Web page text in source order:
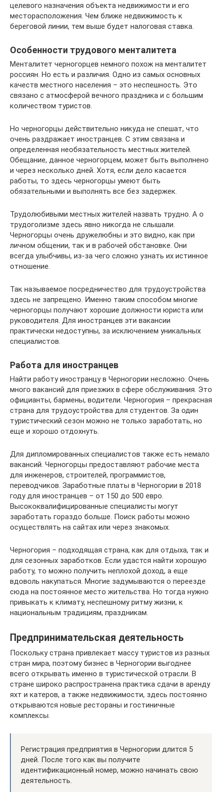
целевого назначения объекта недвижимости и его
месторасположения. Чем ближе недвижимость к
береговой линии, тем выше будет налоговая ставка.
Особенности трудового менталитета
Менталитет черногорцев немного похож на менталитет
россиян. Но есть и различия. Одно из самых основных
качеств местного населения – это неспешность. Это
связано с атмосферой вечного праздника и с большим
количеством туристов.
Но черногорцы действительно никуда не спешат, что
очень раздражает иностранцев. С этим связана и
определенная необязательность местных жителей.
Обещание, данное черногорцем, может быть выполнено
и через несколько дней. Хотя, если дело касается
работы, то здесь черногорцы умеют быть
обязательными и выполнять все без задержек.
Трудолюбивыми местных жителей назвать трудно. А о
трудоголизме здесь явно никогда не слышали.
Черногорцы очень дружелюбны и это видно, как при
личном общении, так и в рабочей обстановке. Они
всегда улыбчивы, из-за чего сложно узнать их истинное
отношение.
Так называемое посредничество для трудоустройства
здесь не запрещено. Именно таким способом многие
черногорцы получают хорошие должности юриста или
руководителя. Для иностранцев эти вакансии
практически недоступны, за исключением уникальных
специалистов.
Работа для иностранцев
Найти работу иностранцу в Черногории несложно. Очень
много вакансий для приезжих в сфере обслуживания. Это
официанты, бармены, водители. Черногория – прекрасная
страна для трудоустройства для студентов. За один
туристический сезон можно не только заработать, но
еще и хорошо отдохнуть.
Для дипломированных специалистов также есть немало
вакансий. Черногорцы предоставляют рабочие места
для инженеров, строителей, программистов,
переводчиков. Заработные платы в Черногории в 2018
году для иностранцев – от 150 до 500 евро.
Высококвалифицированные специалисты могут
заработать гораздо больше. Поиск работы можно
осуществлять на сайтах или через знакомых.
Черногория – подходящая страна, как для отдыха, так и
для сезонных заработков. Если удастся найти хорошую
работу, то можно получить неплохой доход, а еще
вдоволь накупаться. Многие задумываются о переезде
сюда на постоянное место жительства. Но тогда нужно
привыкать к климату, неспешному ритму жизни, к
национальным традициям, праздникам.
Предпринимательская деятельность
Поскольку страна привлекает массу туристов из разных
стран мира, поэтому бизнес в Черногории выгоднее
всего открывать именно в туристической отрасли. В
стране широко распространена практика сдачи в аренду
яхт и катеров, а также недвижимости, здесь постоянно
открываются новые рестораны и гостиничные
комплексы.
Регистрация предприятия в Черногории длится 5
дней. После того как вы получите
идентификационный номер, можно начинать свою
деятельность.